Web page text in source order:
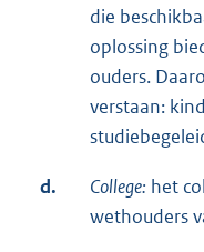
die
oplossing
ouders.
verstaan:
d. College: het
wethouders